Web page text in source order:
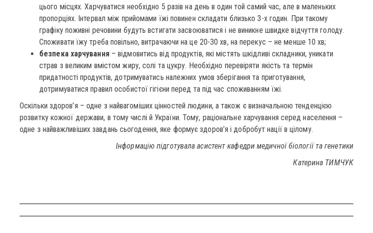
цього місцях. Харчуватися необхідно 5 разів на день в один той самий час, але в маленьких
пропорціях. Інтервал між прийомами їжі повинен складати близько 3-х годин. При такому
графіку поживні речовини будуть встигати засвоюватися і не виникне швидке відчуття голоду.
Споживати їжу треба повільно, витрачаючи на це 20-30 хв, на перекус – не менше 10 хв;
безпека харчування– відмовитись від продуктів, які містять шкідливі складники, уникати
страв з великим вмістом жиру, солі та цукру. Необхідно перевіряти якість та термін
придатності продуктів, дотримуватись належних умов зберігання та приготування,
дотримуватися правил особистої гігієни перед та під час споживанням їжі.
Оскільки здоров’я – одне з найвагоміших цінностей людини, а також є визначальною тенденцією
розвитку кожної держави, в тому числі й України. Тому, раціональне харчування серед населення –
одне з найважливіших завдань сьогодення, яке формує здоров’я і добробут нації в цілому.
Інформацію підготувала асистент кафедри медичної біології та генетики
Катерина ТИМЧУК